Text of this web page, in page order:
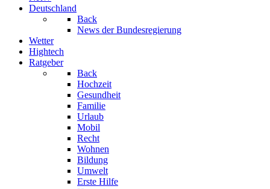
Deutschland
Back
News der Bundesregierung
Wetter
Hightech
Ratgeber
Back
Hochzeit
Gesundheit
Familie
Urlaub
Mobil
Recht
Wohnen
Bildung
Umwelt
Erste Hilfe